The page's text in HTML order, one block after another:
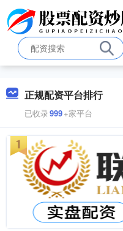
正规配资平台排行
已收录999+家平台